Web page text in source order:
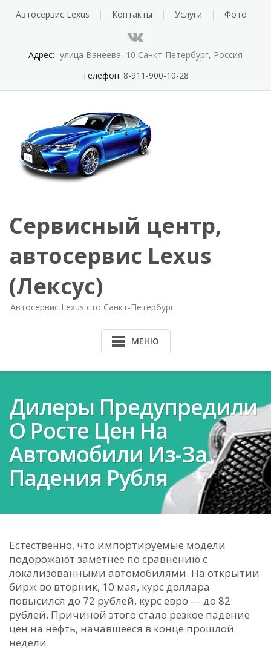
Автосервис Lexus Контакты Услуги Фото
Адрес: улица Ванеева, 10 Санкт-Петербург, Россия
Телефон: 8-911-900-10-28
Сервисный центр,
автосервис Lexus
(Лексус)
Автосервис Lexus сто Санкт-Петербург
МЕНЮ
Дилеры Предупредили
О Росте Цен На
Автомобили Из-За
Падения Рубля
Естественно, что импортируемые модели
подорожают заметнее по сравнению с
локализованными автомобилями. На открытии
бирж во вторник, 10 мая, курс доллара
повысился до 72 рублей, курс евро — до 82
рублей. Причиной этого стало резкое падение
цен на нефть, начавшееся в конце прошлой
недели.